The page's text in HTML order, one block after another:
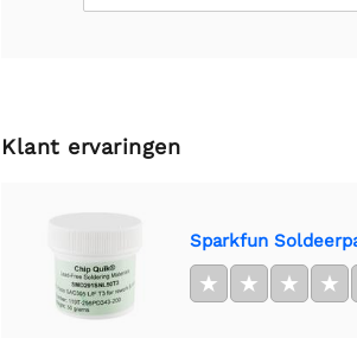
Klant ervaringen
Sparkfun
★ ★ ★ ★